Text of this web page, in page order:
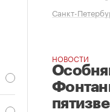
Санкт-
НОВОСТИ